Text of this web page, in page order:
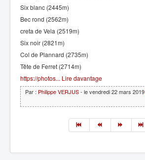
Six blanc (2445m)
Bec rond (2562m)
creta de Vela (2519m)
Six noir (2821m)
Col de Plannard (2735m)
Tête de Ferret (2714m)
https://photos... Lire davantage
Par : Philippe VERJUS- le vendredi 22 mars 2019